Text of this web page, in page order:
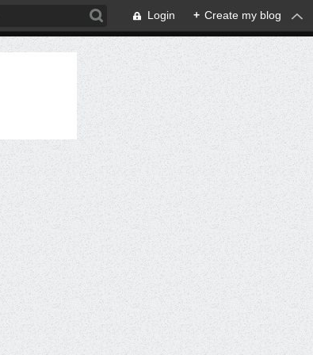
Login + Create my blog